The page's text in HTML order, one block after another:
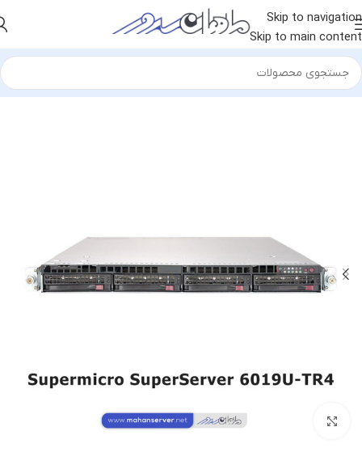
Skip to navigation
Skip to main content
بزرگنمایی تصویر